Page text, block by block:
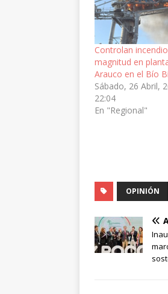
Controlan
magnitud en
Arauco en el Bío
Sábado, 26 Abril,
22:04
En "Regional"
OPINIÓN